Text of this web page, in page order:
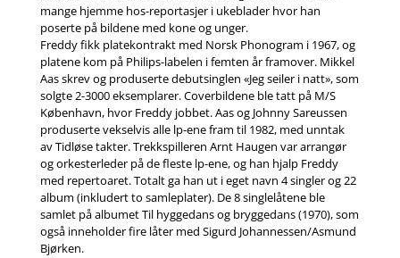
mange hjemme hos-reportasjer i ukeblader hvor han
poserte på bildene med kone og unger.
Freddy fikk platekontrakt med Norsk Phonogram i 1967, og
platene kom på Philips-labelen i femten år framover. Mikkel
Aas skrev og produserte debutsinglen «Jeg seiler i natt», som
solgte 2-3000 eksemplarer. Coverbildene ble tatt på M/S
København, hvor Freddy jobbet. Aas og Johnny Sareussen
produserte vekselvis alle lp-ene fram til 1982, med unntak
av Tidløse takter. Trekkspilleren Arnt Haugen var arrangør
og orkesterleder på de fleste lp-ene, og han hjalp Freddy
med repertoaret. Totalt ga han ut i eget navn 4 singler og 22
album (inkludert to samleplater). De 8 singlelåtene ble
samlet på albumet Til hyggedans og bryggedans (1970), som
også inneholder fire låter med Sigurd Johannessen/Asmund
Bjørken.